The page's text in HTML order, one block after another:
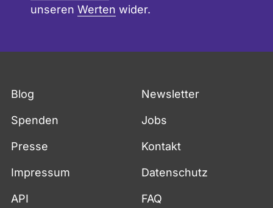
unseren Werten wider.
Blog Newsletter
Spenden Jobs
Presse Kontakt
Impressum Datenschutz
API FAQ